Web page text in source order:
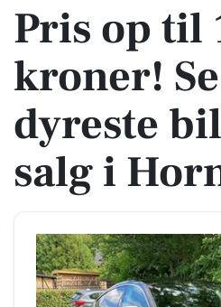
Pris op til
kroner!
dyreste
salg i